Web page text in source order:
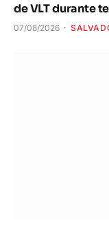
de VLT durante
07/08/2026